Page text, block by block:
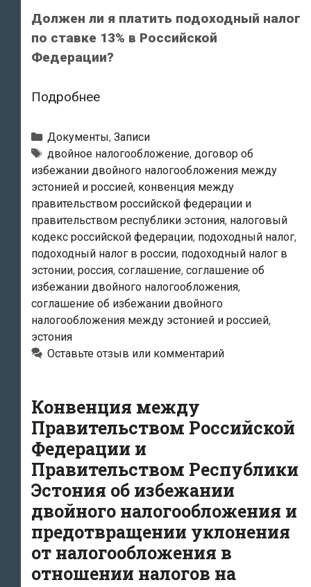
Должен ли я платить подоходный налог
по ставке 13% в Российской
Федерации?
ПодробнееПисьмо
финансов
Российской
Фелерации
№
03-
04-
05/8-
852
от
02.11.2011
Рубрики
Документы, Записи
Метки
двойное налогообложение, договор об
избежании двойного налогообложения между
эстонией и россией, конвенция между
правительством российской федерации и
правительством республики эстония, налоговый
кодекс российской федерации, подоходный налог,
подоходный налог в россии, подоходный налог в
эстонии, россия, соглашение, соглашение об
избежании двойного налогообложения,
соглашение об избежании двойного
налогообложения между эстонией и россией,
эстония
Оставьте отзыв или комментарий
Конвенция между
Правительством Российской
Федерации и
Правительством Республики
Эстония об избежании
двойного налогообложения и
предотвращении уклонения
от налогообложения в
отношении налогов на